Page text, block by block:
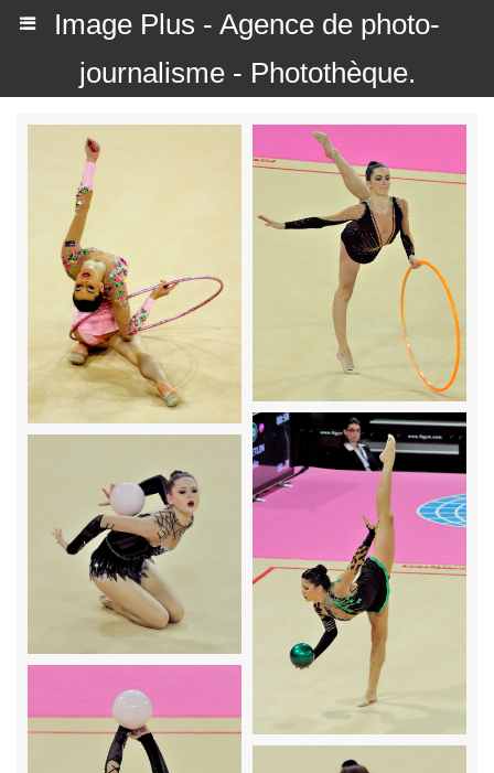
Image Plus - Agence de photo-
journalisme - Photothèque.